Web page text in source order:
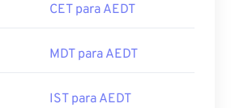
CET para AEDT
MDT para AEDT
IST para AEDT